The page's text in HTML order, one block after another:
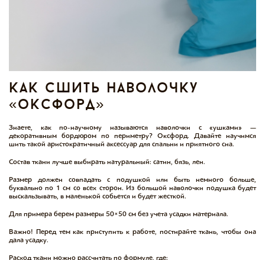
как сшить наволочку
«оксфорд»
Знаете, как по-научному называются наволочки с «ушками» —
декоративным бордюром по периметру? Оксфорд. Давайте научимся
шить такой аристократичный аксессуар для спальни и приятного сна.
‌Состав ткани лучше выбирать натуральный: сатин, бязь, лен.
Размер должен совпадать с подушкой или быть немного больше,
буквально по 1 см со всех сторон. Из большой наволочки подушка будет
выскальзывать, в маленькой собьется и будет жесткой.
Для примера берем размеры 50×50 см без учета усадки материала.
Важно! Перед тем как приступить к работе, постирайте ткань, чтобы она
дала усадку.
‌Расход ткани можно рассчитать по формуле, где: